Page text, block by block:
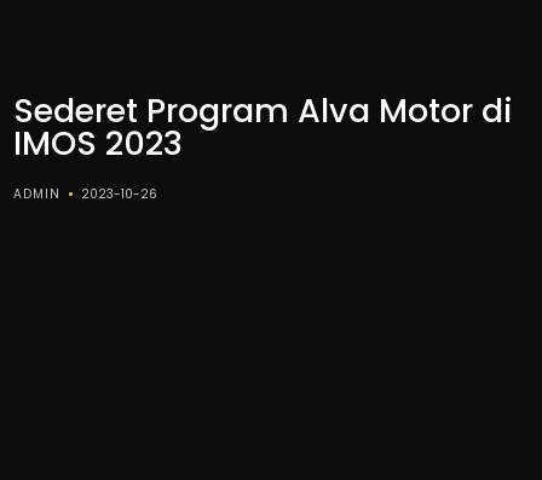
Sederet Program Alva Motor di
IMOS 2023
ADMIN 2023-10-26